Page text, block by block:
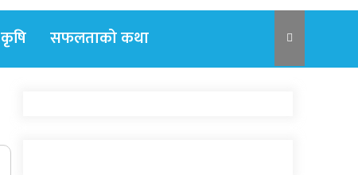
कृषि सफलताको कथा